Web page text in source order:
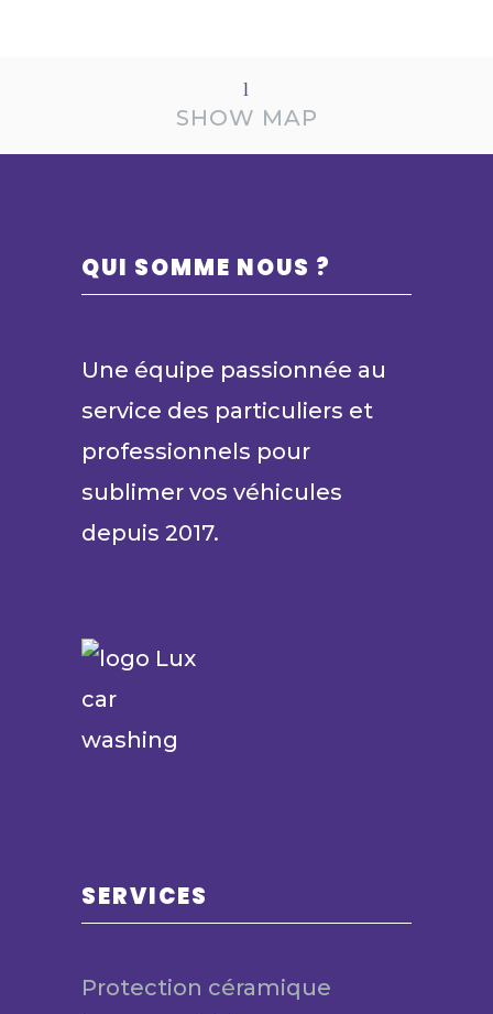
SHOW MAP
QUI SOMME NOUS ?
Une équipe passionnée au
service des particuliers et
professionnels pour
sublimer vos véhicules
depuis 2017.
SERVICES
Protection céramique